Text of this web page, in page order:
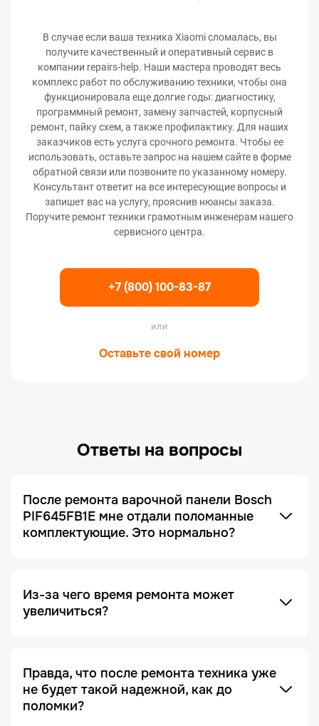
В случае если ваша техника Xiaomi сломалась, вы
получите качественный и оперативный сервис в
компании repairs-help. Наши мастера проводят весь
комплекс работ по обслуживанию техники, чтобы она
функционировала еще долгие годы: диагностику,
программный ремонт, замену запчастей, корпусный
ремонт, пайку схем, а также профилактику. Для наших
заказчиков есть услуга срочного ремонта. Чтобы ее
использовать, оставьте запрос на нашем сайте в форме
обратной связи или позвоните по указанному номеру.
Консультант ответит на все интересующие вопросы и
запишет вас на услугу, прояснив нюансы заказа.
Поручите ремонт техники грамотным инженерам нашего
сервисного центра.
+7 (800) 100-83-87
или
Оставьте свой номер
Ответы на вопросы
После ремонта варочной панели Bosch
PIF645FB1E мне отдали поломанные
комплектующие. Это нормально?
был действительно выполнен, и увидеть, что
именно случилось с устройством.
Из-за чего время ремонта может
увеличиться?
ремонта возникает на этапе диагностики, когда
проблема проявляется не явно. Чтобы ее
зафиксировать и локализовать, техника должна
Правда, что после ремонта техника уже
не будет такой надежной, как до
поломки?